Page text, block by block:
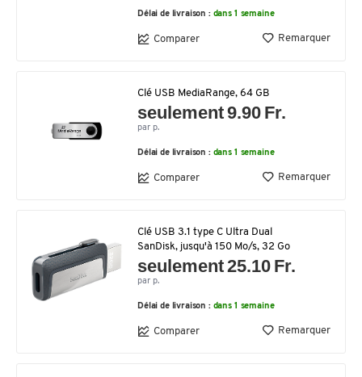
Délai de livraison : dans 1 semaine
Comparer Remarquer
Clé USB MediaRange, 64 GB
seulement 9.90 Fr.
par p.
Délai de livraison : dans 1 semaine
Comparer Remarquer
Clé USB 3.1 type C Ultra Dual
SanDisk, jusqu'à 150 Mo/s, 32 Go
seulement 25.10 Fr.
par p.
Délai de livraison : dans 1 semaine
Comparer Remarquer